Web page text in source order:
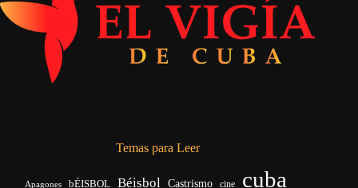
Temas para Leer
Apagones bÉISBOL Béisbol Castrismo cine cuba